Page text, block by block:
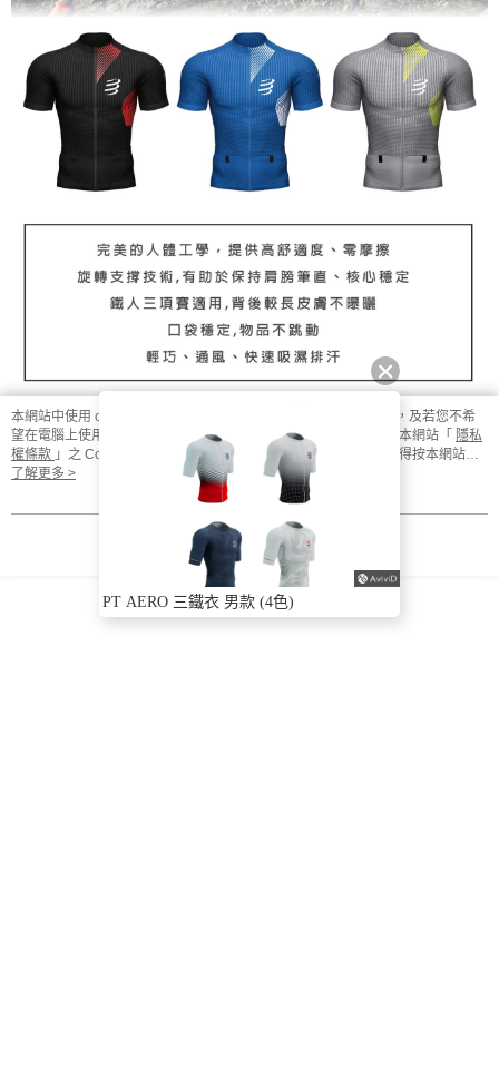
「AFTEE先享後付」，若未經同意申辦者引起之損失，本公司不負相關責
任。
４．使用「AFTEE先享後付」時，將依據個別帳號之用戶狀況，依本公司即
時審查核予不同之上限額度；若仍有額度不足之情形，本公司將視審查結果
請求用戶進行身份認證。
５．嚴禁一人註冊多個帳號或使用他人資訊註冊。若發現惡意使用之情形，
恩沛科技股份有限公司將有權停止該用戶之使用額度並採取法律行動。
本網站中使用 cookie，欲查詢有關本網站使用 cookie 方式之詳情，及若您不希
望在電腦上使用 cookie 時應如何變更電腦的 cookie 設定，請參閱本網站「 隱私
權條款 」之 Cookie 聲明。您繼續使用本網站即表示您同意本公司得按本網站使
用條款之 Cookie 聲明使用 cookie。
了解更多 >
我知道了
PT AERO 三鐵衣 男款 (4色)